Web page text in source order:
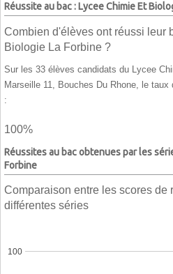
Réussite au bac : Lycee Chimie Et
Combien d'élèves ont réussi leur
Biologie La Forbine ?
Sur les 33 élèves candidats du Lycee
Marseille 11, Bouches Du Rhone, le
:
100%
Réussites au bac obtenues par les
Forbine
Comparaison entre les scores de
différentes séries
100